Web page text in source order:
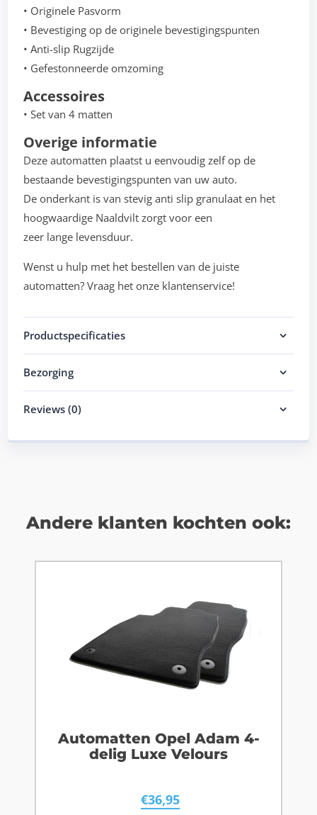
• Originele Pasvorm
• Bevestiging op de originele bevestigingspunten
• Anti-slip Rugzijde
• Gefestonneerde omzoming
Accessoires
• Set van 4 matten
Overige informatie
Deze automatten plaatst u eenvoudig zelf op de
bestaande bevestigingspunten van uw auto.
De onderkant is van stevig anti slip granulaat en het
hoogwaardige Naaldvilt zorgt voor een
zeer lange levensduur.
Wenst u hulp met het bestellen van de juiste
automatten? Vraag het onze klantenservice!
Productspecificaties
Bezorging
Reviews (0)
Andere klanten kochten ook:
Automatten Opel Adam 4-
delig Luxe Velours
€36,95